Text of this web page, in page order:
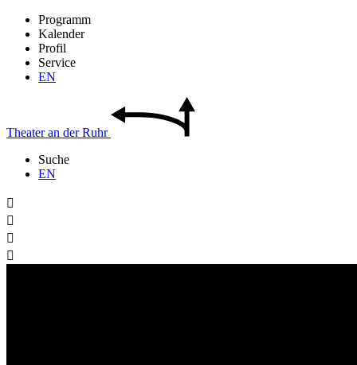
Programm
Kalender
Profil
Service
EN
Theateran derRuhr
Suche
EN



